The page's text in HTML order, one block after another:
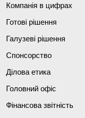
Компанія в цифрах
Готові рішення
Галузеві рішення
Спонсорство
Ділова етика
Головний офіс
Фінансова звітність